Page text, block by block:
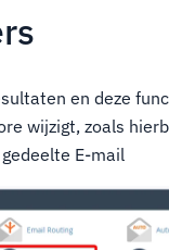
en deze
wijzigt, zoals
E-mail